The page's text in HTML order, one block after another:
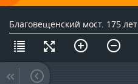
разводятся по графику.
Благовещенский мост. 175 лет